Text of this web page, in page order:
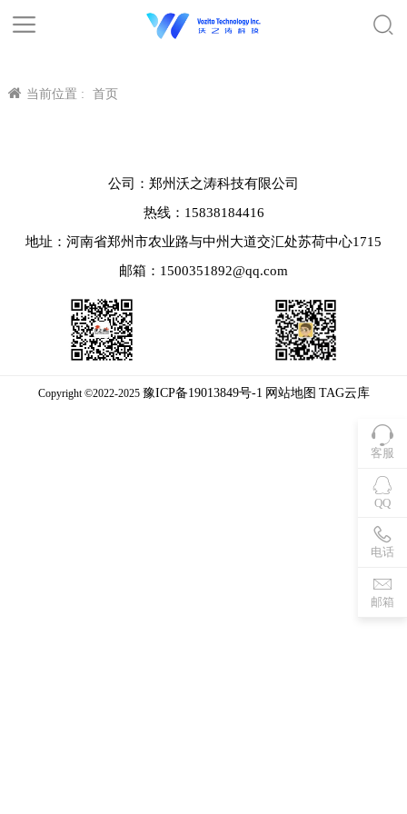
当前位置 : 首页
客服
QQ
电话
邮箱
公司：郑州沃之涛科技有限公司
热线：15838184416
地址：河南省郑州市农业路与中州大道交汇处苏荷中心1715
邮箱：1500351892@qq.com
Copyright ©2022-2025 豫ICP备19013849号-1 网站地图 TAG云库